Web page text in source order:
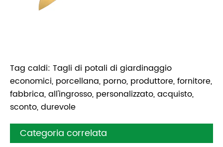
Tag caldi: Tagli di potali di giardinaggio
economici, porcellana, porno, produttore, fornitore,
fabbrica, all'ingrosso, personalizzato, acquisto,
sconto, durevole
Categoria correlata